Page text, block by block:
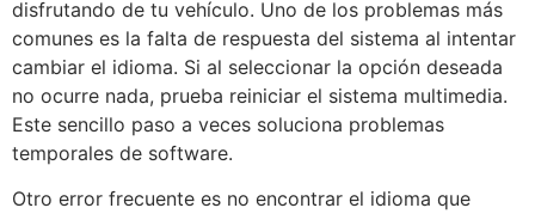
disfrutando de tu vehículo. Uno de los problemas más
comunes es la falta de respuesta del sistema al intentar
cambiar el idioma. Si al seleccionar la opción deseada
no ocurre nada, prueba reiniciar el sistema multimedia.
Este sencillo paso a veces soluciona problemas
temporales de software.
Otro error frecuente es no encontrar el idioma que